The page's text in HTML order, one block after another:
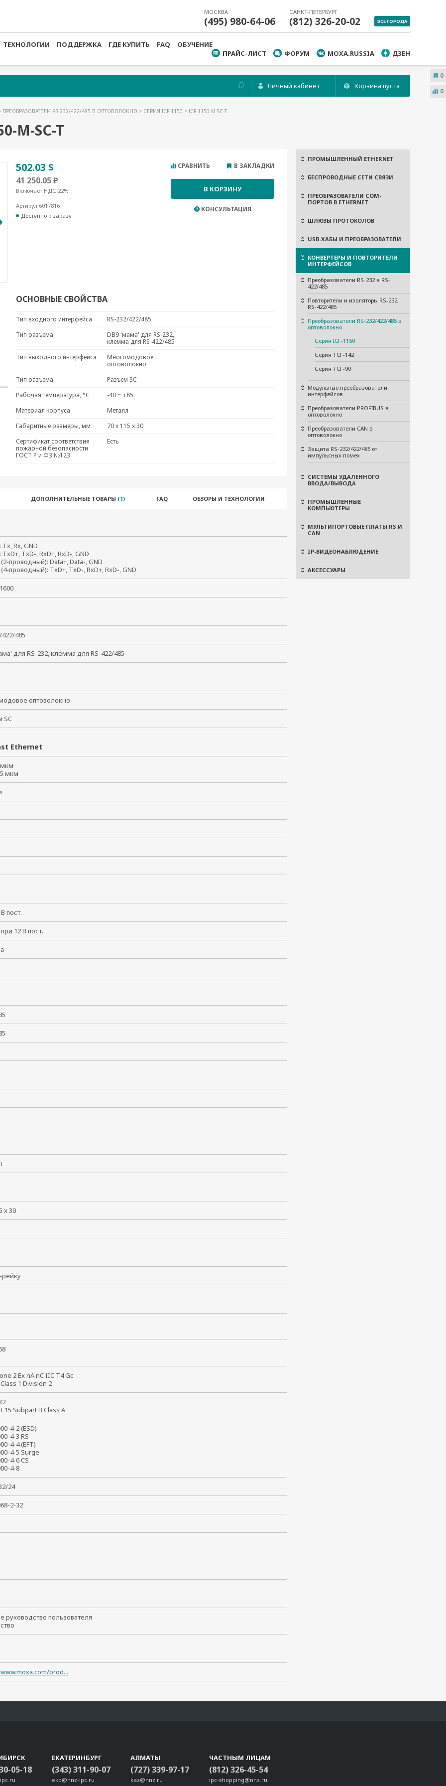
МОСКВА
(495) 980-64-06
САНКТ-ПЕТЕРБУРГ
(812) 326-20-02 ВСЕ ГОРОДА
ТЕХНОЛОГИИ ПОДДЕРЖКА ГДЕ КУПИТЬ FAQ
ОБУЧЕНИЕ
ПРАЙС-ЛИСТ
ФОРУМ MOXA.RUSSIA ДЗЕН
Личный кабинет Корзина пуста
ПРЕОБРАЗОВАТЕЛИ RS-232/422/485 В ОПТОВОЛОКНО > СЕРИЯ ICF-1150 > ICF-1150-M-SC-T
M-SC-T
ПРОМЫШЛЕННЫЙ ETHERNET
БЕСПРОВОДНЫЕ СЕТИ СВЯЗИ
ПРЕОБРАЗОВАТЕЛИ COM-
ПОРТОВ В ETHERNET
ШЛЮЗЫ ПРОТОКОЛОВ
USB-ХАБЫ И ПРЕОБРАЗОВАТЕЛИ
КОНВЕРТЕРЫ И ПОВТОРИТЕЛИ
ИНТЕРФЕЙСОВ
Преобразователи RS-232 в RS-
422/485
Повторители и изоляторы RS-232,
RS-422/485
Преобразователи RS-232/422/485 в
оптоволокно
Серия ICF-1150
Серия TCF-142
Серия TCF-90
Модульные преобразователи
интерфейсов
Преобразователи PROFIBUS в
оптоволокно
Преобразователи CAN в
оптоволокно
Защита RS-232/422/485 от
импульсных помех
СИСТЕМЫ УДАЛЕННОГО
ВВОДА/ВЫВОДА
ПРОМЫШЛЕННЫЕ
КОМПЬЮТЕРЫ
МУЛЬТИПОРТОВЫЕ ПЛАТЫ RS И
CAN
IP-ВИДЕОНАБЛЮДЕНИЕ
АКСЕССУАРЫ
502.03 $
41 250.05 ₽
Включает НДС 22%
Артикул 6017816
Доступно к заказу
СРАВНИТЬ В ЗАКЛАДКИ
В КОРЗИНУ
КОНСУЛЬТАЦИЯ
ОСНОВНЫЕ СВОЙСТВА
Тип входного интерфейса
RS-232/422/485
Тип разъема
DB9 'мама' для RS-232,
клемма для RS-422/485
Тип выходного интерфейса
Многомодовое
оптоволокно
Тип разъема
Разъем SC
Рабочая температура, °C
-40 ~ +85
Материал корпуса
Металл
Габаритные размеры, мм
70 x 115 x 30
Сертификат соответствия
пожарной безопасности
ГОСТ Р и ФЗ №123
Есть
ДОПОЛНИТЕЛЬНЫЕ ТОВАРЫ (1) FAQ ОБЗОРЫ И ТЕХНОЛОГИИ
Tx, Rx, GND
TxD+, TxD-, RxD+, RxD-, GND
(2-проводный): Data+, Data-, GND
(4-проводный): TxD+, TxD-, RxD+, RxD-, GND
422/485
для RS-232, клемма для RS-422/485
оптоволокно
SC
Ethernet
мкм
мкм
В пост.
12 В пост.
x 30
рейку
2 Ex nA nC IIC T4 Gc
Class 1 Division 2
15 Subpart B Class A
4-2 (ESD)
4-3 RS
4-4 (EFT)
4-5 Surge
4-6 CS
4-8
24
2-32
руководство пользователя
prod...
05-18
ЕКАТЕРИНБУРГ
(343) 311-90-07
ekb@nnz-ipc.ru
АЛМАТЫ
(727) 339-97-17
kaz@nnz.ru
ЧАСТНЫМ ЛИЦАМ
(812) 326-45-54
ipc-shopping@nnz.ru
0
0